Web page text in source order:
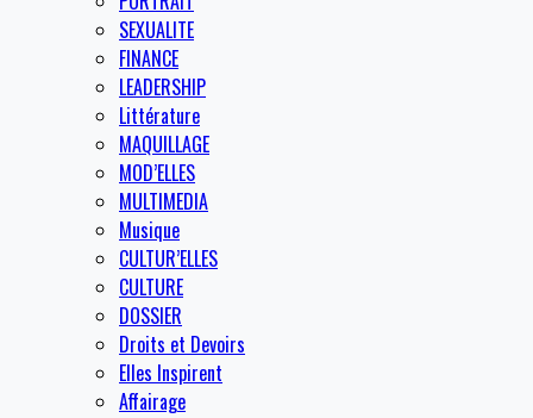
SEXUALITE
FINANCE
LEADERSHIP
Littérature
MAQUILLAGE
MOD’ELLES
MULTIMEDIA
Musique
CULTUR’ELLES
CULTURE
DOSSIER
Droits et Devoirs
Elles Inspirent
Affairage